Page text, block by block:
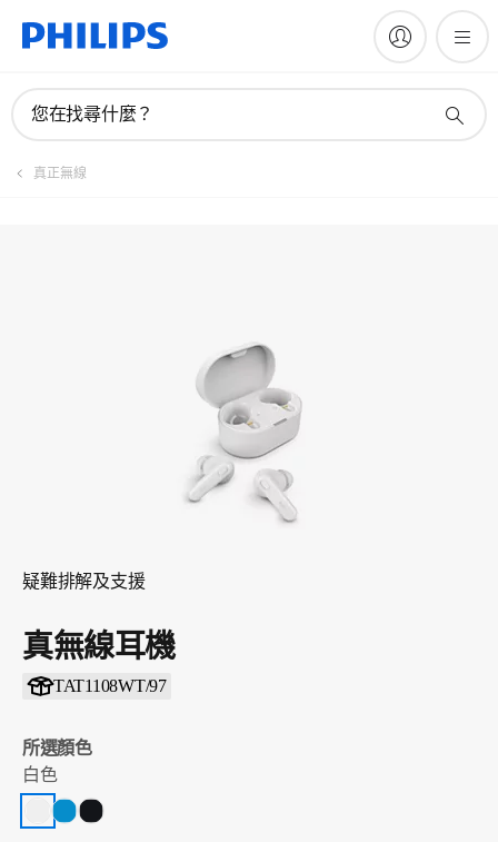
您在找尋什麼？
真正無線
疑難排解及支援
真無線耳機
TAT1108WT/97
所選顏色
白色
手冊與文件